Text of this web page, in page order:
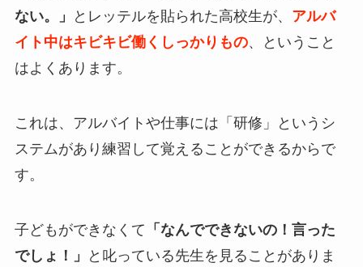
ない。」
とレッテルを貼られた高校生が、 アルバ
イト中はキビキビ働くしっかりもの、ということ
はよくあります。
これは、アルバイトや仕事には「研修」というシ
ステムがあり練習して覚えることができるからで
す。
子どもができなくて 「なんでできないの！言った
でしょ！」
と叱っている先生を見ることがありま